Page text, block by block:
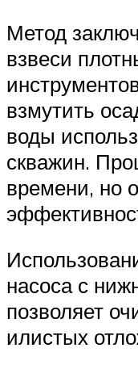
Метод
взвеси
взмутить
воды
скважин.
времени, но
насоса с
позволяет
илистых